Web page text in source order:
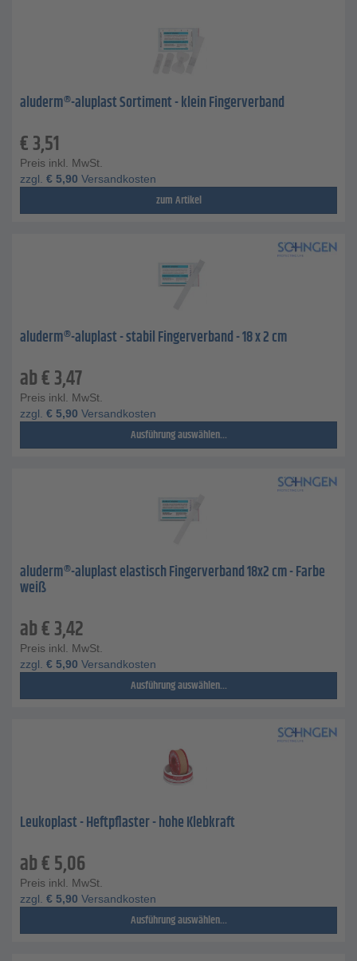
aluderm®-aluplast Sortiment - klein Fingerverband
€3,51
Preis inkl. MwSt.
zzgl. € 5,90 Versandkosten
zum Artikel
aluderm®-aluplast - stabil Fingerverband - 18 x 2 cm
ab€3,47
Preis inkl. MwSt.
zzgl. € 5,90 Versandkosten
Ausführung auswählen...
aluderm®-aluplast elastisch Fingerverband 18x2 cm - Farbe
weiß
ab€3,42
Preis inkl. MwSt.
zzgl. € 5,90 Versandkosten
Ausführung auswählen...
Leukoplast - Heftpflaster - hohe Klebkraft
ab€5,06
Preis inkl. MwSt.
zzgl. € 5,90 Versandkosten
Ausführung auswählen...